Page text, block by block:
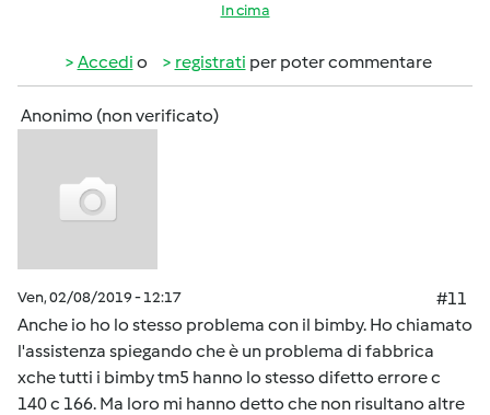
In cima
Accedi o registrati per poter commentare
Anonimo (non verificato)
Ven, 02/08/2019 - 12:17
#11
Anche io ho lo stesso problema con il bimby. Ho chiamato
l'assistenza spiegando che è un problema di fabbrica
xche tutti i bimby tm5 hanno lo stesso difetto errore c
140 c 166. Ma loro mi hanno detto che non risultano altre